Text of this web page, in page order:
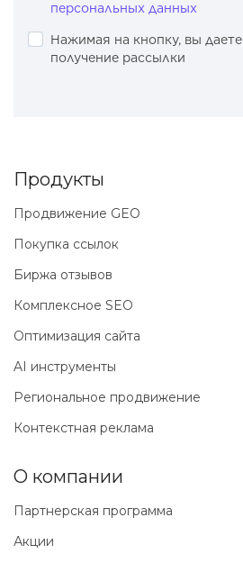
персональных данных
Нажимая на кнопку, вы даете
получение рассылки
Продукты
Продвижение GEO
Покупка ссылок
Биржа отзывов
Комплексное SEO
Оптимизация сайта
AI инструменты
Региональное продвижение
Контекстная реклама
О компании
Партнерская программа
Акции